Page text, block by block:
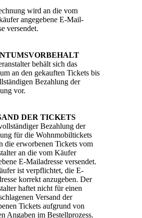
wird an die vom
angegebene E-Mail-
versendet.
behält sich das
an den gekauften Tickets bis
Bezahlung der
vor.
DER TICKETS
Bezahlung der
für die Wohnmobiltickets
die erworbenen Tickets vom
an die vom Käufer
E-Mailadresse versendet.
ist verpflichtet, die E-
korrekt anzugeben. Der
haftet nicht für einen
Versand der
Tickets aufgrund von
Angaben im Bestellprozess.